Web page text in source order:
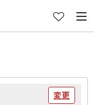
変更